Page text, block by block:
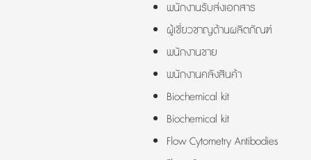
พนักงานรับส่งเอกสาร
ผู้เชี่ยวชาญด้านผลิตภัณฑ์
พนักงานขาย
พนักงานคลังสินค้า
Biochemical kit
Biochemical kit
Flow Cytometry Antibodies